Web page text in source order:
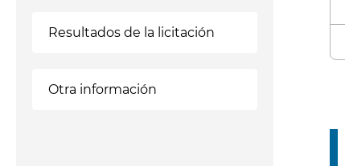
Resultados de la licitación
Otra información